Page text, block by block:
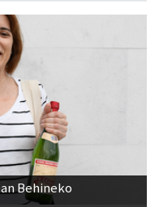
Behineko